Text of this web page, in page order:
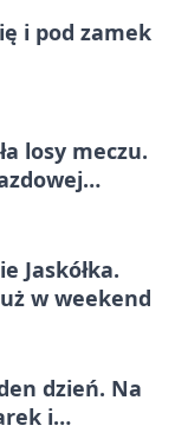
i pod zamek
losy meczu.
Jaskółka.
w weekend
dzień. Na
i